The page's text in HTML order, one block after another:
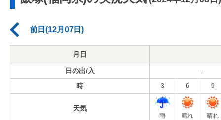
前日(12月07日)
月日
日の出/入 ---
時 3 6 9
天気
雨 晴れ 晴れ